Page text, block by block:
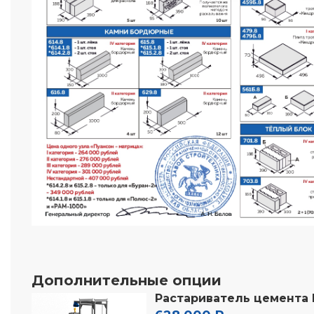
Дополнительные опции
Растариватель цемента